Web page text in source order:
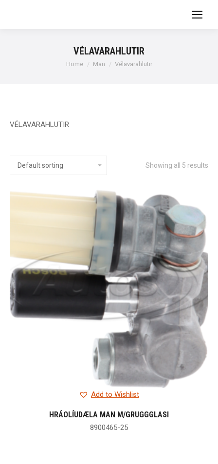
VÉLAVARAHLUTIR
You are here:
Home Man Vélavarahlutir
VÉLAVARAHLUTIR
Showing all 5 results
Add to Wishlist
HRÁOLÍUDÆLA MAN M/GRUGGGLASI
8900465-25